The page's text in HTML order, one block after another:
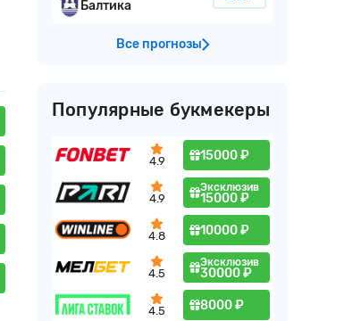
Балтика
Все прогнозы
Популярные букмекеры
4.9 15000 ₽
4.9
Эксклюзив
15000 ₽
4.8 10000 ₽
4.5
Эксклюзив
30000 ₽
4.5 8000 ₽